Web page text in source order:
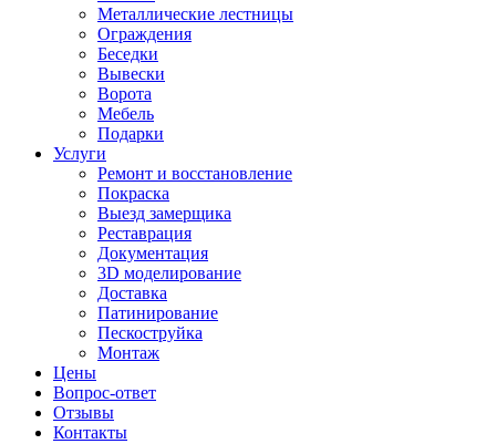
Металлические лестницы
Ограждения
Беседки
Вывески
Ворота
Мебель
Подарки
Услуги
Ремонт и восстановление
Покраска
Выезд замерщика
Реставрация
Документация
3D моделирование
Доставка
Патинирование
Пескоструйка
Монтаж
Цены
Вопрос-ответ
Отзывы
Контакты